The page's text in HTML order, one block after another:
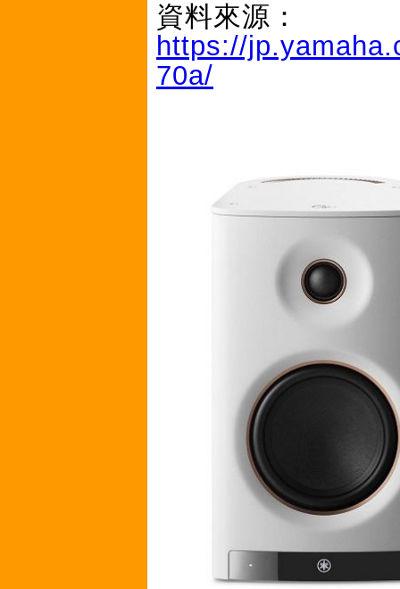
資料來源：
https://
70a/